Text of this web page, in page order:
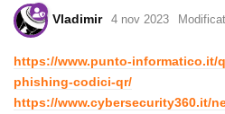
Vladimir 4 nov 2023
https://www.punto-informatico.it/
phishing-codici-qr/
https://www.cybersecurity360.it/